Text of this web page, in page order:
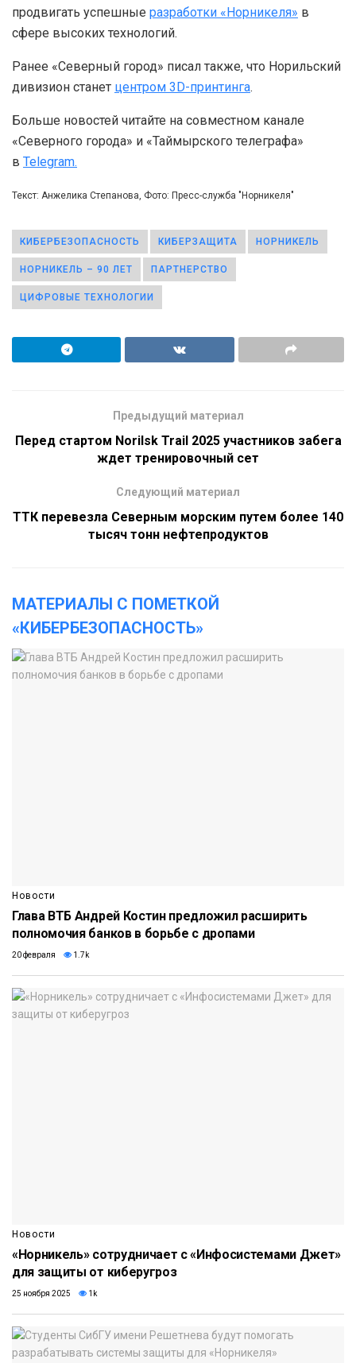
продвигать успешные разработки «Норникеля» в
сфере высоких технологий.
Ранее «Северный город» писал также, что Норильский
дивизион станет центром 3D-принтинга.
Больше новостей читайте на совместном канале
«Северного города» и «Таймырского телеграфа»
в Telegram.
Текст: Анжелика Степанова, Фото: Пресс-служба "Норникеля"
КИБЕРБЕЗОПАСНОСТЬ КИБЕРЗАЩИТА НОРНИКЕЛЬ
НОРНИКЕЛЬ – 90 ЛЕТ ПАРТНЕРСТВО
ЦИФРОВЫЕ ТЕХНОЛОГИИ
Предыдущий материал
Перед стартом Norilsk Trail 2025 участников забега
ждет тренировочный сет
Следующий материал
ТТК перевезла Северным морским путем более 140
тысяч тонн нефтепродуктов
МАТЕРИАЛЫ С ПОМЕТКОЙ
«КИБЕРБЕЗОПАСНОСТЬ»
Новости
Глава ВТБ Андрей Костин предложил расширить
полномочия банков в борьбе с дропами
20 февраля 1.7k
Новости
«Норникель» сотрудничает с «Инфосистемами Джет»
для защиты от киберугроз
25 ноября 2025 1k